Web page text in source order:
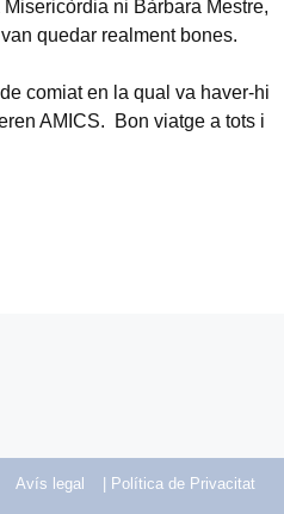
ni Bàrbara Mestre,
quedar realment bones.
comiat en la qual va haver-hi
AMICS. Bon viatge a tots i
Avís legal | Política de Privacitat